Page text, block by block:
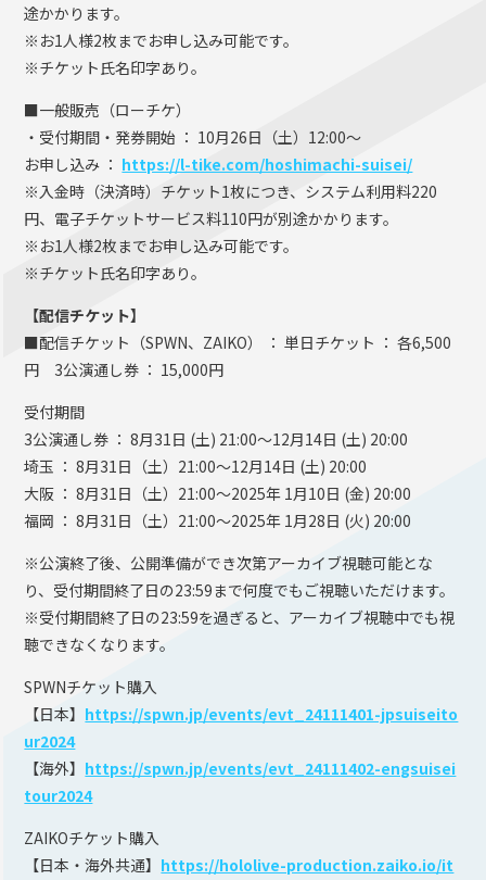
途かかります。
※お1人様2枚までお申し込み可能です。
※チケット氏名印字あり。
■一般販売（ローチケ）
・受付期間・発券開始 ： 10月26日（土）12:00〜
お申し込み ： https://l-tike.com/hoshimachi-suisei/
※入金時（決済時）チケット1枚につき、システム利用料220
円、電子チケットサービス料110円が別途かかります。
※お1人様2枚までお申し込み可能です。
※チケット氏名印字あり。
【配信チケット】
■配信チケット（SPWN、ZAIKO） ： 単日チケット ： 各6,500
円 3公演通し券 ： 15,000円
受付期間
3公演通し券 ： 8月31日 (土) 21:00～12月14日 (土) 20:00
埼玉 ： 8月31日（土）21:00～12月14日 (土) 20:00
大阪 ： 8月31日（土）21:00～2025年 1月10日 (金) 20:00
福岡 ： 8月31日（土）21:00～2025年 1月28日 (火) 20:00
※公演終了後、公開準備ができ次第アーカイブ視聴可能とな
り、受付期間終了日の23:59まで何度でもご視聴いただけます。
※受付期間終了日の23:59を過ぎると、アーカイブ視聴中でも視
聴できなくなります。
SPWNチケット購入
【日本】 https://spwn.jp/events/evt_24111401-jpsuiseito
ur2024
【海外】 https://spwn.jp/events/evt_24111402-engsuisei
tour2024
ZAIKOチケット購入
【日本・海外共通】 https://hololive-production.zaiko.io/it